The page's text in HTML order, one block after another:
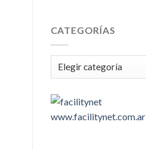
CATEGORÍAS
Categorías
www.facilitynet.com.ar